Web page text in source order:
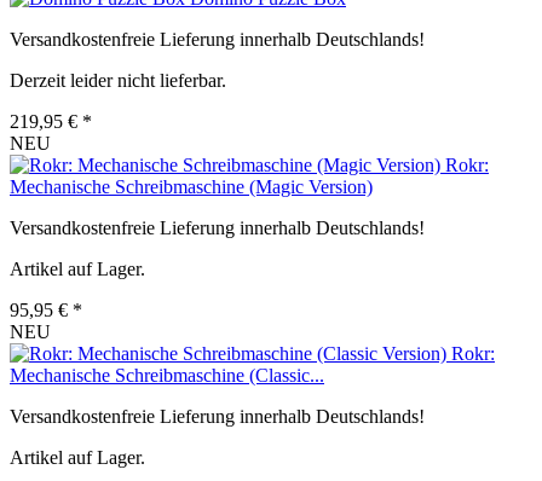
Versandkostenfreie Lieferung innerhalb Deutschlands!
Derzeit leider nicht lieferbar.
219,95 € *
NEU
Rokr:
Mechanische Schreibmaschine (Magic Version)
Versandkostenfreie Lieferung innerhalb Deutschlands!
Artikel auf Lager.
95,95 € *
NEU
Rokr:
Mechanische Schreibmaschine (Classic...
Versandkostenfreie Lieferung innerhalb Deutschlands!
Artikel auf Lager.